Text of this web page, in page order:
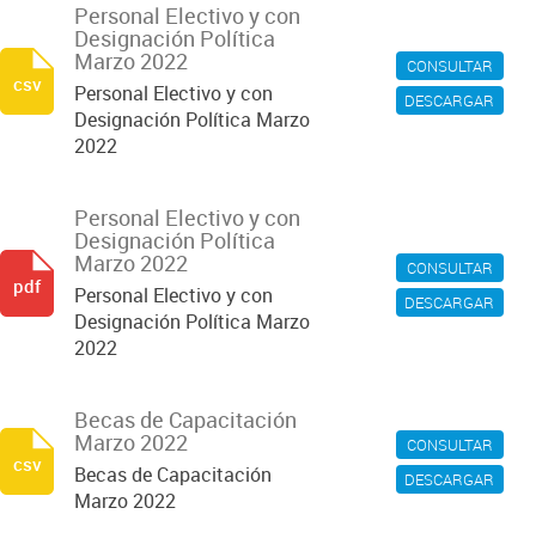
CONSULTAR
DESCARGAR
Personal Electivo y con
Designación Política
Marzo 2022
Personal Electivo y con
Designación Política Marzo
2022
csv
CONSULTAR
DESCARGAR
Personal Electivo y con
Designación Política
Marzo 2022
Personal Electivo y con
Designación Política Marzo
2022
pdf
CONSULTAR
DESCARGAR
Becas de Capacitación
Marzo 2022
Becas de Capacitación
Marzo 2022
csv